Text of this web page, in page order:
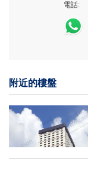
電話:
附近的樓盤